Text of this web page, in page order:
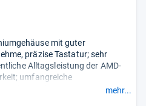
mit guter
präzise Tastatur; sehr
Alltagsleistung der AMD-
umfangreiche
mehr...